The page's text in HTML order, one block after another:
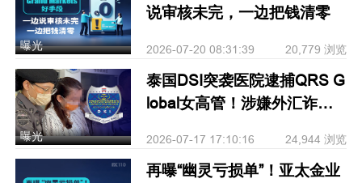
曝光
说审核未完，一边把钱清零
2026-07-20 08:31:39 20,779 浏览
曝光
泰国DSI突袭医院逮捕QRS G
lobal女高管！涉嫌外汇诈
2026-07-17 17:10:16 24,944 浏览
再曝“幽灵亏损单”！亚太金业